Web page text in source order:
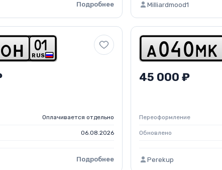
Подробнее Milliardmood1
o h RUS
01
Оплачивается отдельно
06.08.2026
Подробнее
a 0 4 0 m k
45 000 ₽
Переоформление
Обновлено
Perekup